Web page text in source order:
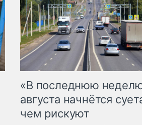
«В последнюю
августа начнётся
чем рискуют